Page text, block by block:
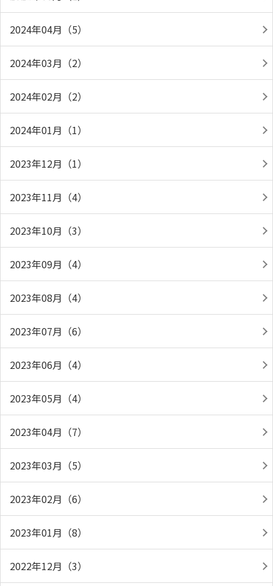
2024年04月（5）
2024年03月（2）
2024年02月（2）
2024年01月（1）
2023年12月（1）
2023年11月（4）
2023年10月（3）
2023年09月（4）
2023年08月（4）
2023年07月（6）
2023年06月（4）
2023年05月（4）
2023年04月（7）
2023年03月（5）
2023年02月（6）
2023年01月（8）
2022年12月（3）